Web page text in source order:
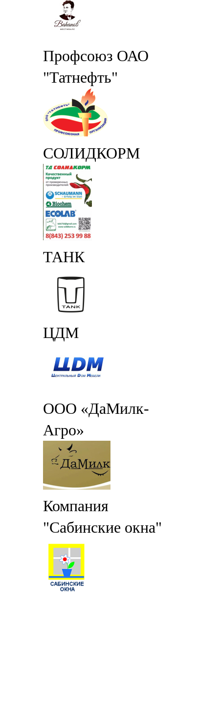
Профсоюз ОАО
"Татнефть"
СОЛИДКОРМ
ТАНК
ЦДМ
ООО «ДаМилк-
Агро»
Компания
"Сабинские окна"